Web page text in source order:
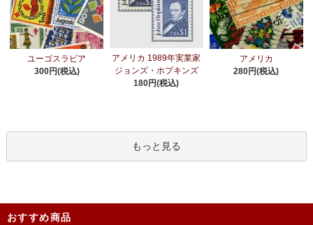
ユーゴスラビア
300円(税込)
アメリカ 1989年実業家
ジョンズ・ホプキンズ
180円(税込)
アメリカ
280円(税込)
もっと見る
おすすめ商品